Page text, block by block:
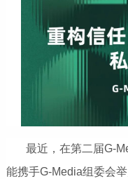
最近，在第二届G-
能携手G-Media组委会